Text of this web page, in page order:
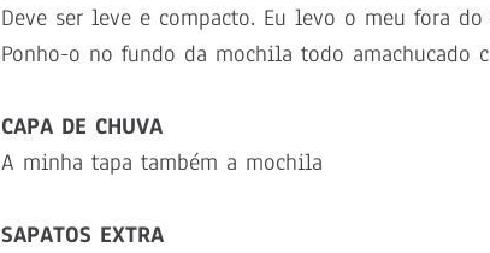
Deve ser leve e compacto. Eu levo o meu fora
Ponho-o no fundo da mochila todo amachucado
CAPA DE CHUVA
A minha tapa também a mochila
SAPATOS EXTRA